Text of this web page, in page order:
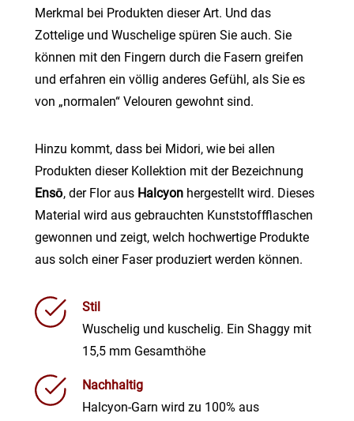
Merkmal bei Produkten dieser Art. Und das
Zottelige und Wuschelige spüren Sie auch. Sie
können mit den Fingern durch die Fasern greifen
und erfahren ein völlig anderes Gefühl, als Sie es
von „normalen“ Velouren gewohnt sind.
Hinzu kommt, dass bei Midori, wie bei allen
Produkten dieser Kollektion mit der Bezeichnung
Ensō, der Flor aus Halcyon hergestellt wird. Dieses
Material wird aus gebrauchten Kunststoffflaschen
gewonnen und zeigt, welch hochwertige Produkte
aus solch einer Faser produziert werden können.
Stil
Wuschelig und kuschelig. Ein Shaggy mit
15,5 mm Gesamthöhe
Nachhaltig
Halcyon-Garn wird zu 100% aus